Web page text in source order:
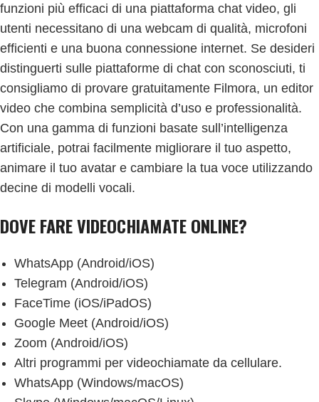
funzioni più efficaci di una piattaforma chat video, gli
utenti necessitano di una webcam di qualità, microfoni
efficienti e una buona connessione internet. Se desideri
distinguerti sulle piattaforme di chat con sconosciuti, ti
consigliamo di provare gratuitamente Filmora, un editor
video che combina semplicità d’uso e professionalità.
Con una gamma di funzioni basate sull’intelligenza
artificiale, potrai facilmente migliorare il tuo aspetto,
animare il tuo avatar e cambiare la tua voce utilizzando
decine di modelli vocali.
DOVE FARE VIDEOCHIAMATE ONLINE?
WhatsApp (Android/iOS)
Telegram (Android/iOS)
FaceTime (iOS/iPadOS)
Google Meet (Android/iOS)
Zoom (Android/iOS)
Altri programmi per videochiamate da cellulare.
WhatsApp (Windows/macOS)